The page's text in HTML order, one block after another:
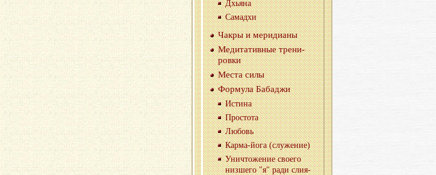
Дхья­на
Са­ма­д­хи
Чакры и ме­ри­ди­а­ны
Ме­ди­та­тив­ные тре­ни­
ров­ки
Места силы
Фор­му­ла Ба­ба­джи
Ис­ти­на
Про­сто­та
Лю­бовь
Кар­ма-йо­га (слу­же­ние)
Уни­что­же­ние сво­е­го
низ­ше­го "я" ради сли­я­